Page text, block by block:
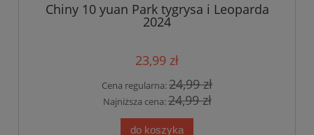
Chiny 10 yuan Park tygrysa i Leoparda
2024
23,99 zł
Cena regularna:24,99 zł
Najniższa cena:24,99 zł
do koszyka